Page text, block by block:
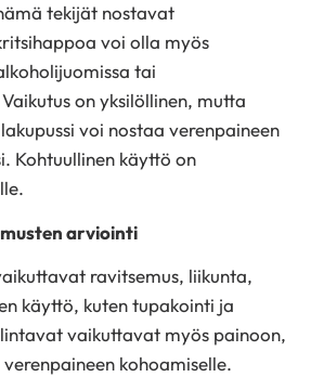
tekijät nostavat
voi olla myös
tai
on yksilöllinen, mutta
voi nostaa verenpaineen
Kohtuullinen käyttö on
arviointi
ravitsemus, liikunta,
käyttö, kuten tupakointi ja
vaikuttavat myös painoon,
kohoamiselle.